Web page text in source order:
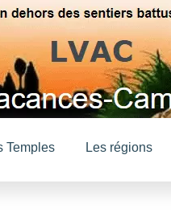
Temples Les régions